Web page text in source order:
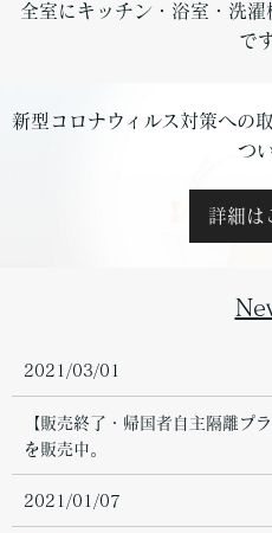
全室にキッチン・浴室・洗
です
新型コロナウィルス対策への
つ
詳細は
2021/03/01
【販売終了・帰国者自主隔離プ
を販売中。
2021/01/07